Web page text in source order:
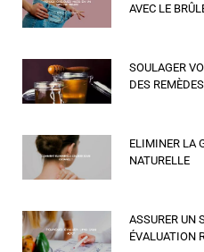
AVEC LE
SOULAGER
DES
ELIMINER LA
NATURELLE
ASSURER UN
ÉVALUATION